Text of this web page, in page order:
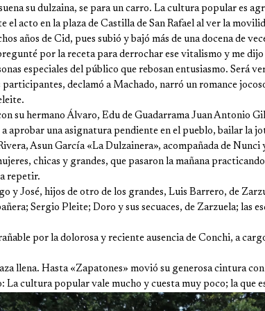
su dulzaina, se para un carro. La cultura popular es
el acto en la plaza de Castilla de San Rafael al ver la
años de Cid, pues subió y bajó más de una docena de
por la receta para derrochar ese vitalismo y me dijo
especiales del público que rebosan entusiasmo. Será
participantes, declamó a Machado, narró un romance
su hermano Álvaro, Edu de Guadarrama Juan Antonio
aprobar una asignatura pendiente en el pueblo, bailar la
Asun García «La Dulzainera», acompañada de
chicas y grandes, que pasaron la mañana
repetir.
y José, hijos de otro de los grandes, Luis Barrero, de
Sergio Pleite; Doro y sus secuaces, de Zarzuela; las
por la dolorosa y reciente ausencia de Conchi, a
llena. Hasta «Zapatones» movió su generosa cintura
La cultura popular vale mucho y cuesta muy poco; la que